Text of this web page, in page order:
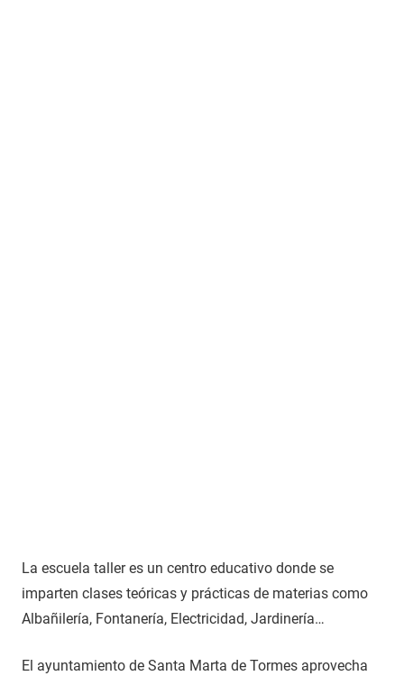
La escuela taller es un centro educativo donde se
imparten clases teóricas y prácticas de materias como
Albañilería, Fontanería, Electricidad, Jardinería…
El ayuntamiento de Santa Marta de Tormes aprovecha